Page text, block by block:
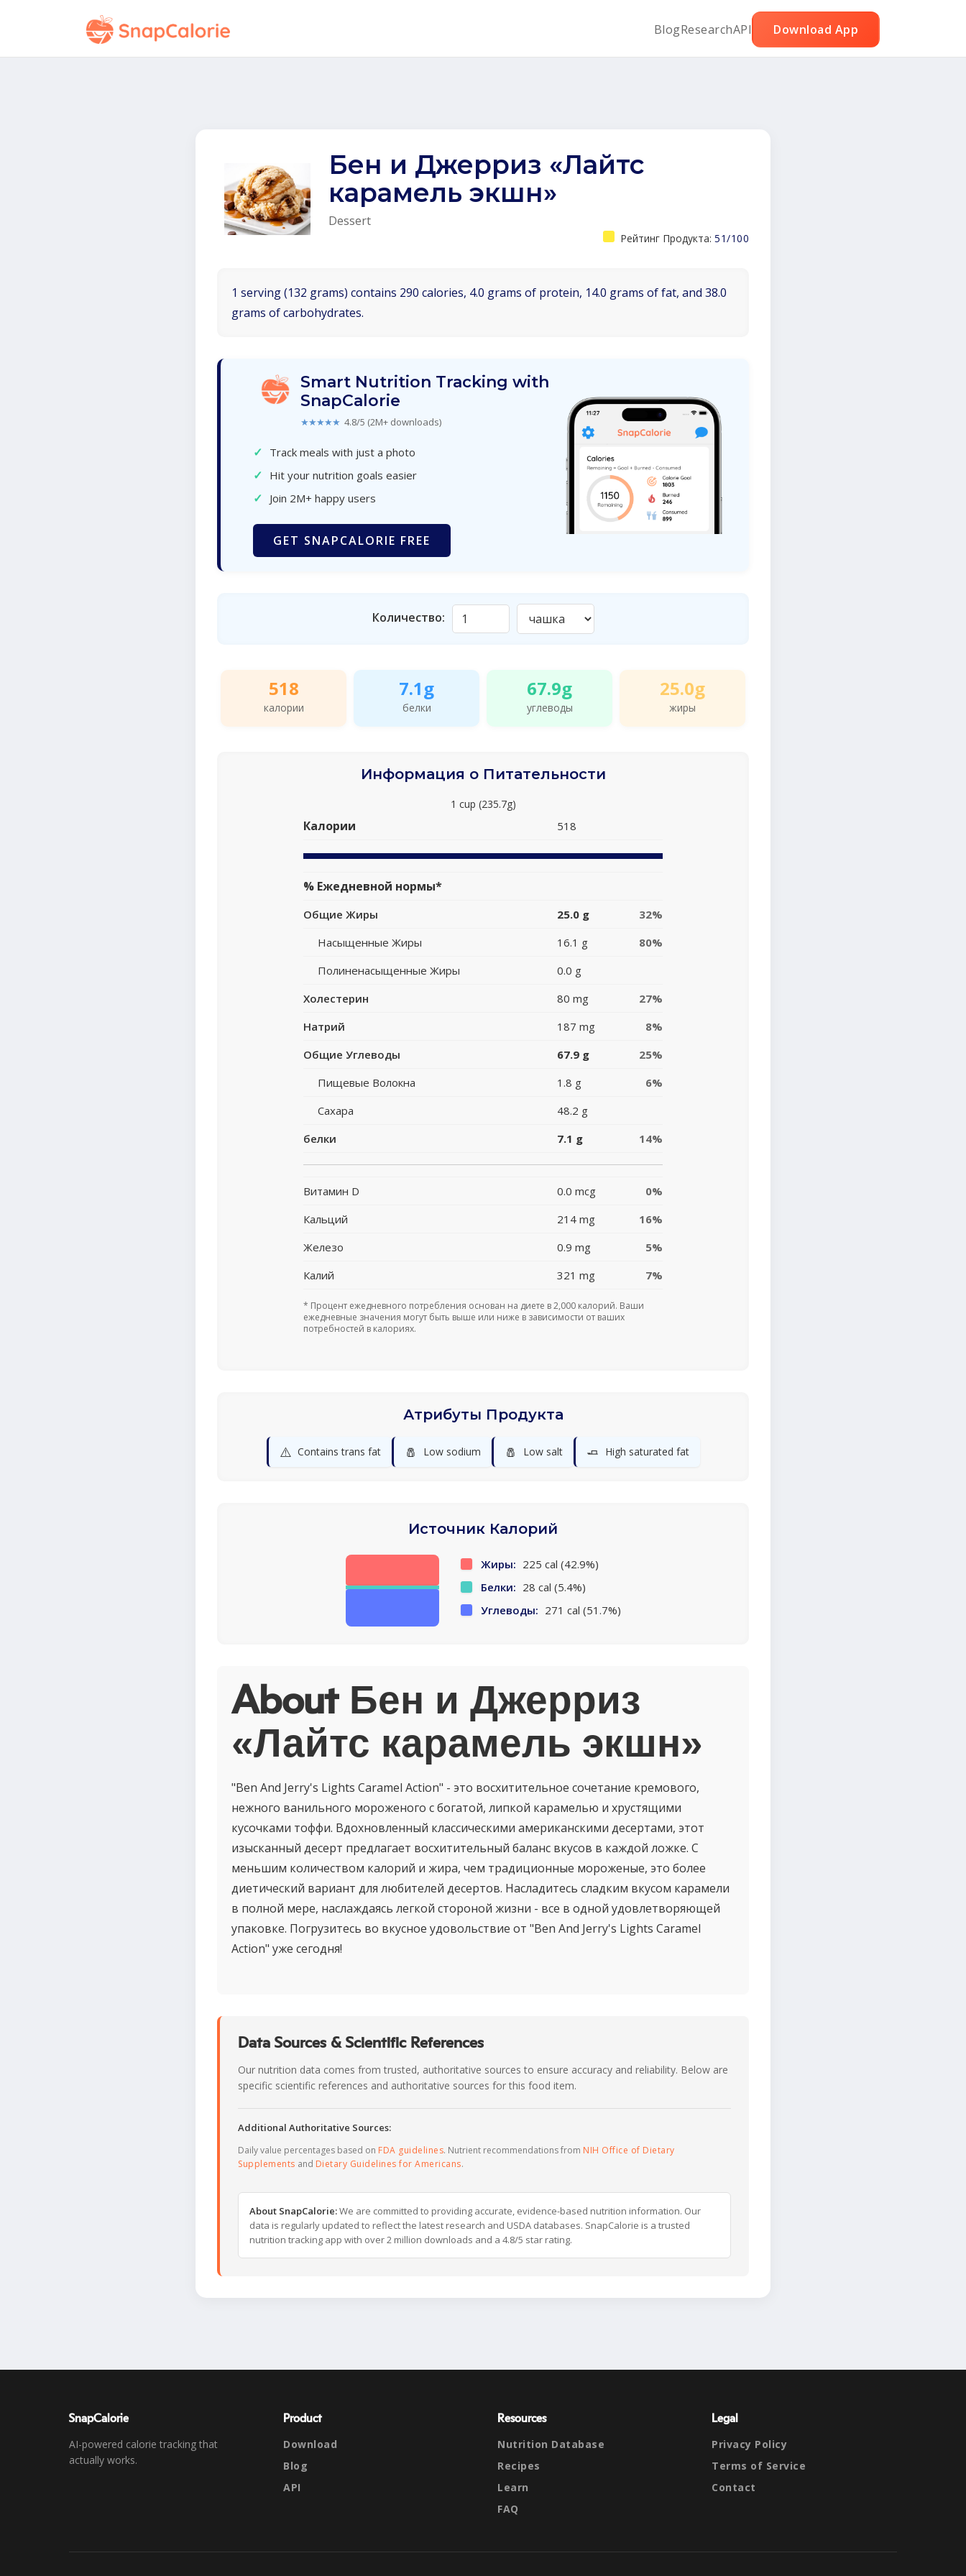
BlogResearchAPI Download App
Бен и Джерриз «Лайтс
карамель экшн»
Dessert
Рейтинг Продукта: 51/100
1 serving (132 grams) contains 290 calories, 4.0 grams of protein, 14.0 grams of fat, and 38.0
grams of carbohydrates.
Smart Nutrition Tracking with
SnapCalorie
★★★★★ 4.8/5 (2M+ downloads)
✓ Track meals with just a photo
✓ Hit your nutrition goals easier
✓ Join 2M+ happy users
GET SNAPCALORIE FREE
Количество:
518
калории
7.1g
белки
67.9g
углеводы
25.0g
жиры
Информация о Питательности
1 cup (235.7g)
Калории 518
% Ежедневной нормы*
Общие Жиры 25.0 g
32%
Насыщенные Жиры
16.1 g
80%
Полиненасыщенные Жиры
0.0 g
Холестерин
80 mg
27%
Натрий
187 mg
8%
Общие Углеводы
67.9 g
25%
Пищевые Волокна
1.8 g
6%
Сахара
48.2 g
белки
7.1 g 14%
Витамин D 0.0 mcg
0%
Кальций
214 mg
16%
Железо
0.9 mg
5%
Калий
321 mg 7%
* Процент ежедневного потребления основан на диете в 2,000 калорий. Ваши
ежедневные значения могут быть выше или ниже в зависимости от ваших
потребностей в калориях.
Атрибуты Продукта
⚠️ Contains trans fat 🧂 Low sodium 🧂 Low salt 🧈 High saturated fat
Источник Калорий
Жиры: 225 cal (42.9%)
Белки: 28 cal (5.4%)
Углеводы: 271 cal (51.7%)
About Бен и Джерриз
«Лайтс карамель экшн»
"Ben And Jerry's Lights Caramel Action" - это восхитительное сочетание кремового,
нежного ванильного мороженого с богатой, липкой карамелью и хрустящими
кусочками тоффи. Вдохновленный классическими американскими десертами, этот
изысканный десерт предлагает восхитительный баланс вкусов в каждой ложке. С
меньшим количеством калорий и жира, чем традиционные мороженые, это более
диетический вариант для любителей десертов. Насладитесь сладким вкусом карамели
в полной мере, наслаждаясь легкой стороной жизни - все в одной удовлетворяющей
упаковке. Погрузитесь во вкусное удовольствие от "Ben And Jerry's Lights Caramel
Action" уже сегодня!
Data Sources & Scientific References
Our nutrition data comes from trusted, authoritative sources to ensure accuracy and reliability. Below are
specific scientific references and authoritative sources for this food item.
Additional Authoritative Sources:
Daily value percentages based on FDA guidelines. Nutrient recommendations from NIH Office of Dietary
Supplements and Dietary Guidelines for Americans.
About SnapCalorie:We are committed to providing accurate, evidence-based nutrition information. Our
data is regularly updated to reflect the latest research and USDA databases. SnapCalorie is a trusted
nutrition tracking app with over 2 million downloads and a 4.8/5 star rating.
SnapCalorie
AI-powered calorie tracking that
actually works.
Product
Download
Blog
API
Resources
Nutrition Database
Recipes
Learn
FAQ
Legal
Privacy Policy
Terms of Service
Contact